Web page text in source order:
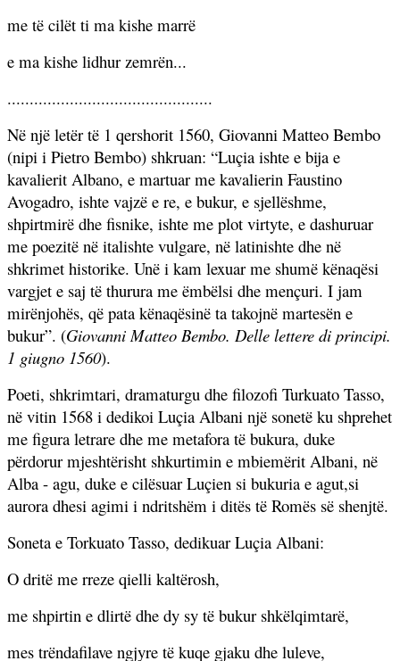
me të cilët ti ma kishe marrë
e ma kishe lidhur zemrën...
..............................................
Në një letër të 1 qershorit 1560, Giovanni Matteo Bembo
(nipi i Pietro Bembo) shkruan: “Luçia ishte e bija e
kavalierit Albano, e martuar me kavalierin Faustino
Avogadro, ishte vajzë e re, e bukur, e sjellëshme,
shpirtmirë dhe fisnike, ishte me plot virtyte, e dashuruar
me poezitë në italishte vulgare, në latinishte dhe në
shkrimet historike. Unë i kam lexuar me shumë kënaqësi
vargjet e saj të thurura me ëmbëlsi dhe mençuri. I jam
mirënjohës, që pata kënaqësinë ta takojnë martesën e
bukur”. (Giovanni Matteo Bembo. Delle lettere di principi.
1 giugno 1560).
Poeti, shkrimtari, dramaturgu dhe filozofi Turkuato Tasso,
në vitin 1568 i dedikoi Luçia Albani një sonetë ku shprehet
me figura letrare dhe me metafora të bukura, duke
përdorur mjeshtërisht shkurtimin e mbiemërit Albani, në
Alba - agu, duke e cilësuar Luçien si bukuria e agut,si
aurora dhesi agimi i ndritshëm i ditës të Romës së shenjtë.
Soneta e Torkuato Tasso, dedikuar Luçia Albani:
O dritë me rreze qielli kaltërosh,
me shpirtin e dlirtë dhe dy sy të bukur shkëlqimtarë,
mes trëndafilave ngjyre të kuqe gjaku dhe luleve,